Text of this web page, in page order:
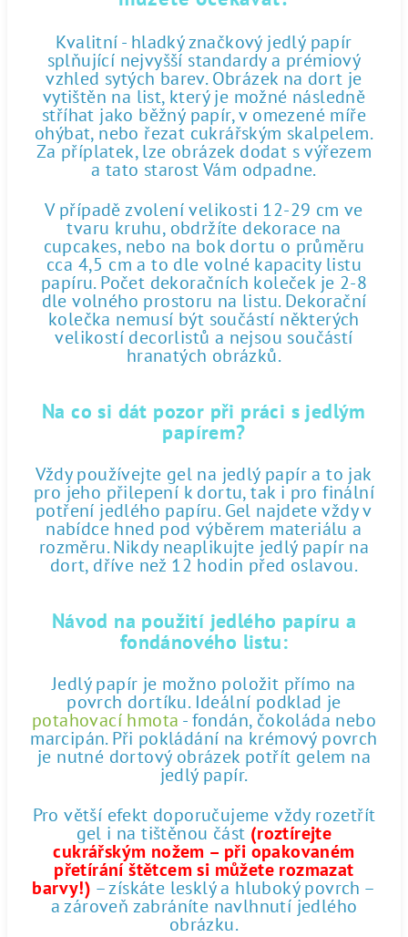
Kvalitní - hladký značkový jedlý papír
splňující nejvyšší standardy a prémiový
vzhled sytých barev. Obrázek na dort je
vytištěn na list, který je možné následně
stříhat jako běžný papír, v omezené míře
ohýbat, nebo řezat cukrářským skalpelem.
Za příplatek, lze obrázek dodat s výřezem
a tato starost Vám odpadne.
V případě zvolení velikosti 12-29 cm ve
tvaru kruhu, obdržíte dekorace na
cupcakes, nebo na bok dortu o průměru
cca 4,5 cm a to dle volné kapacity listu
papíru. Počet dekoračních koleček je 2-8
dle volného prostoru na listu. Dekorační
kolečka nemusí být součástí některých
velikostí decorlistů a nejsou součástí
hranatých obrázků.
Na co si dát pozor při práci s jedlým
papírem?
Vždy používejte gel na jedlý papír a to jak
pro jeho přilepení k dortu, tak i pro finální
potření jedlého papíru. Gel najdete vždy v
nabídce hned pod výběrem materiálu a
rozměru. Nikdy neaplikujte jedlý papír na
dort, dříve než 12 hodin před oslavou.
Návod na použití jedlého papíru a
fondánového listu:
Jedlý papír je možno položit přímo na
povrch dortíku. Ideální podklad je
potahovací hmota - fondán, čokoláda nebo
marcipán. Při pokládání na krémový povrch
je nutné dortový obrázek potřít gelem na
jedlý papír.
Pro větší efekt doporučujeme vždy rozetřít
gel i na tištěnou část (roztírejte
cukrářským nožem – při opakovaném
přetírání štětcem si můžete rozmazat
barvy!) – získáte lesklý a hluboký povrch –
a zároveň zabráníte navlhnutí jedlého
obrázku.